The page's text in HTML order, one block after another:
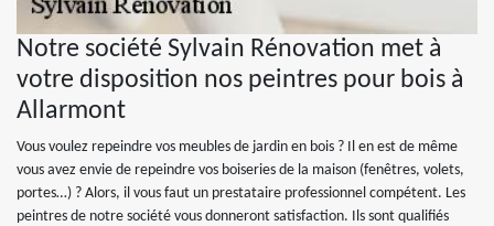
Notre société Sylvain Rénovation met à
votre disposition nos peintres pour bois à
Allarmont
Vous voulez repeindre vos meubles de jardin en bois ? Il en est de même
vous avez envie de repeindre vos boiseries de la maison (fenêtres, volets,
portes…) ? Alors, il vous faut un prestataire professionnel compétent. Les
peintres de notre société vous donneront satisfaction. Ils sont qualifiés